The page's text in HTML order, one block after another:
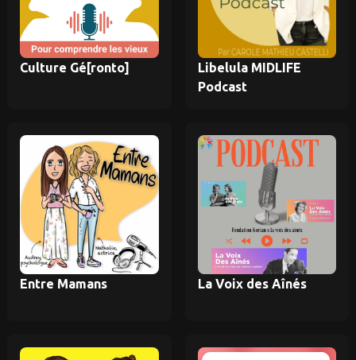
Culture Gé[ronto]
Libelula MIDLIFE
Podcast
Entre Mamans La Voix des Aînés